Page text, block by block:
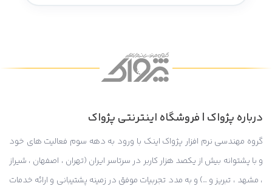
درباره پژواک | فروشگاه اینترنتی پژواک
گروه مهندسی نرم افزار پژواک اینک با ورود به دهه سوم فعالیت های خود
و با پشتوانه بیش از یکصد هزار کاربر در سرتاسر ایران (تهران ، اصفهان ، شیراز
، مشهد ، تبریز و …) و به مدد تجربیات موفق در زمینه پشتیبانی و ارائه خدمات